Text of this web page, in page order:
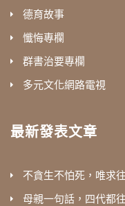
德育故事
懺悔專欄
群書治要專欄
多元文化網路電視
最新發表文章
不貪生不怕死，唯求
母親一句話，四代都